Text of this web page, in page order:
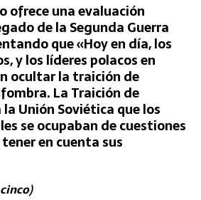
ofrece una evaluación
de la Segunda Guerra
que «Hoy en día, los
y los líderes polacos en
ocultar la traición de
La Traición de
Unión Soviética que los
se ocupaban de cuestiones
en cuenta sus